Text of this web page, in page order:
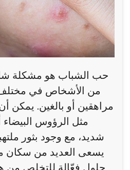
حب الشباب هو مشكلة
من الأشخاص في مختلف
مراهقين أو بالغين.
مثل الرؤوس
شديد، مع وجود بثور
يسعى العديد من
حلول فعّالة للتخلص من